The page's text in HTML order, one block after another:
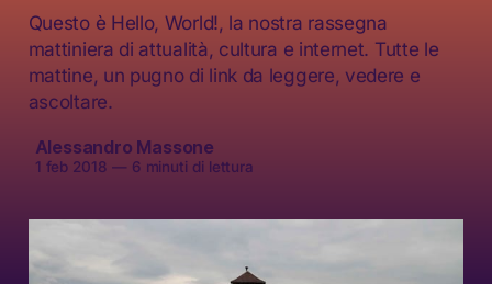
Questo è Hello, World!, la nostra rassegna
mattiniera di attualità, cultura e internet. Tutte le
mattine, un pugno di link da leggere, vedere e
ascoltare.
Alessandro Massone
1 feb 2018 — 6 minuti di lettura